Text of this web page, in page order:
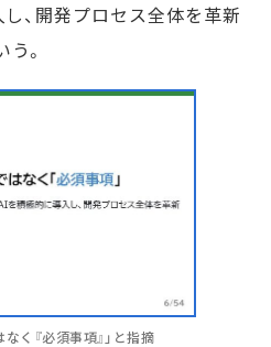
、開発プロセス全体を革新
。
く『必須事項』」と指摘